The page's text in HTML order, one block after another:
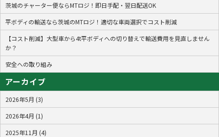
茨城のチャーター便ならMTロジ！即日手配・翌日配送OK
平ボディの輸送なら茨城のMTロジ！適切な車両選択でコスト削減
【コスト削減】大型車から4t平ボディへの切り替えで輸送費用を見直しません
か？
安全への取り組み
アーカイブ
2026年5月 (3)
2026年4月 (1)
2025年11月 (4)